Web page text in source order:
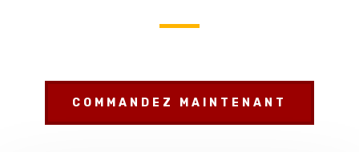
COMMANDEZ MAINTENANT